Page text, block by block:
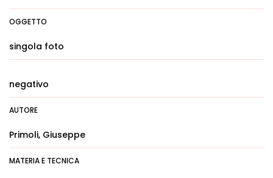
OGGETTO
singola foto
negativo
AUTORE
Primoli, Giuseppe
MATERIA E TECNICA